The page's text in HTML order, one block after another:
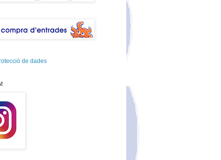
de dades